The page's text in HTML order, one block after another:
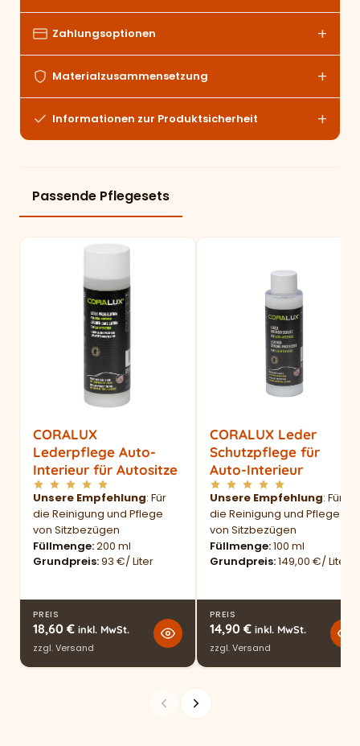
Zahlungsoptionen
Materialzusammensetzung
Informationen zur Produktsicherheit
Passende Pflegesets
CORALUX
Lederpflege Auto-
Interieur für Autositze
Unsere Empfehlung: Für
die Reinigung und Pflege
von Sitzbezügen
Füllmenge 200 ml
Grundpreis 93 €/ Liter
PREIS
18,60 € inkl. MwSt.
zzgl.Versand
CORALUX Leder
Schutzpflege für
Auto-Interieur
Unsere Empfehlung: Für
die Reinigung und Pflege
von Sitzbezügen
Füllmenge 100 ml
Grundpreis 149,00 €/ Liter
PREIS
14,90 € inkl. MwSt.
zzgl.Versand